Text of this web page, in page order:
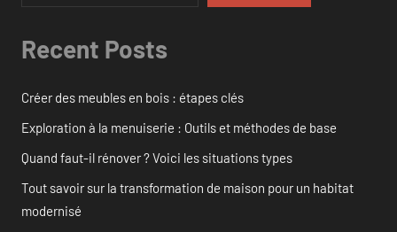
Recent Posts
Créer des meubles en bois : étapes clés
Exploration à la menuiserie : Outils et méthodes de base
Quand faut-il rénover ? Voici les situations types
Tout savoir sur la transformation de maison pour un habitat
modernisé